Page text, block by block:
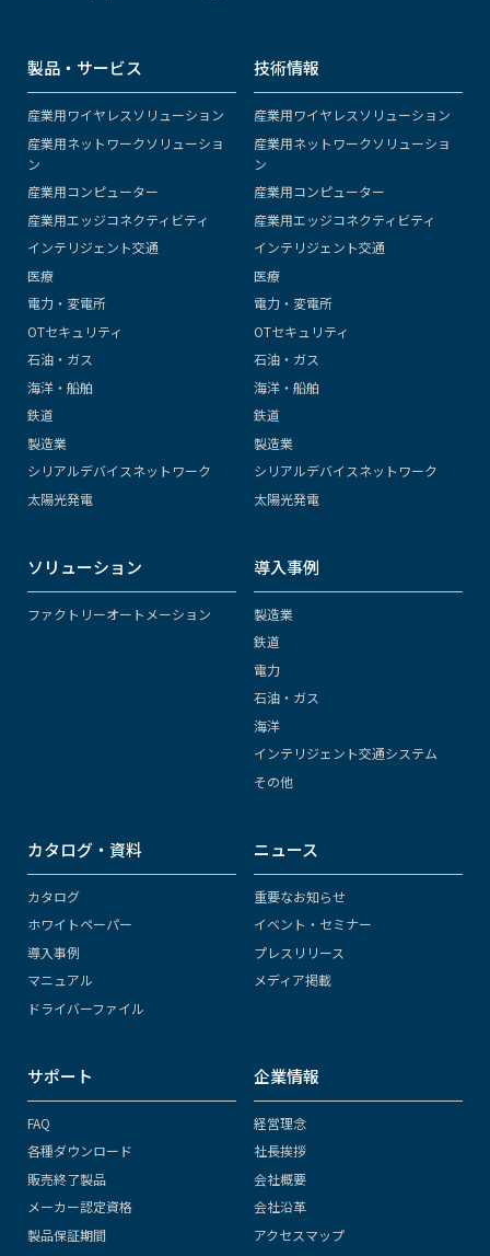
製品・サービス
産業用ワイヤレスソリューション
産業用ネットワークソリューショ
ン
産業用コンピューター
産業用エッジコネクティビティ
インテリジェント交通
医療
電力・変電所
OTセキュリティ
石油・ガス
海洋・船舶
鉄道
製造業
シリアルデバイスネットワーク
太陽光発電
技術情報
産業用ワイヤレスソリューション
産業用ネットワークソリューショ
ン
産業用コンピューター
産業用エッジコネクティビティ
インテリジェント交通
医療
電力・変電所
OTセキュリティ
石油・ガス
海洋・船舶
鉄道
製造業
シリアルデバイスネットワーク
太陽光発電
ソリューション
ファクトリーオートメーション
導入事例
製造業
鉄道
電力
石油・ガス
海洋
インテリジェント交通システム
その他
カタログ・資料
カタログ
ホワイトペーパー
導入事例
マニュアル
ドライバーファイル
ニュース
重要なお知らせ
イベント・セミナー
プレスリリース
メディア掲載
サポート
FAQ
各種ダウンロード
販売終了製品
メーカー認定資格
製品保証期間
企業情報
経営理念
社長挨拶
会社概要
会社沿革
アクセスマップ